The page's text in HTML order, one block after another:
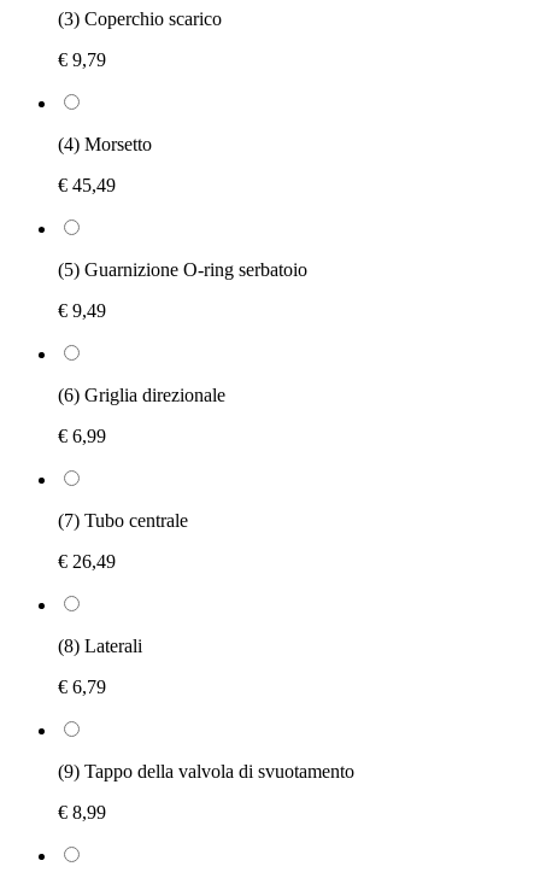
(3) Coperchio scarico
€ 9,79
(4) Morsetto
€ 45,49
(5) Guarnizione O-ring serbatoio
€ 9,49
(6) Griglia direzionale
€ 6,99
(7) Tubo centrale
€ 26,49
(8) Laterali
€ 6,79
(9) Tappo della valvola di svuotamento
€ 8,99